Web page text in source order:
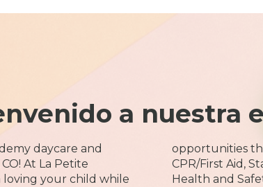
a nuestra
daycare and
At La Petite
loving your child while
opportunities
CPR/First Aid,
Health and